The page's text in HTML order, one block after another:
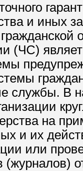
и иных
(ЧС)
службы. В
на
и их
или
(журналов)